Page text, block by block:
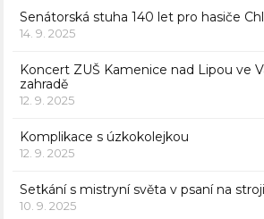
Senátorská stuha 140 let pro hasiče
14. 9. 2025
Koncert ZUŠ Kamenice nad Lipou ve
zahradě
12. 9. 2025
Komplikace s úzkokolejkou
12. 9. 2025
Setkání s mistryní světa v psaní na stroji
10. 9. 2025